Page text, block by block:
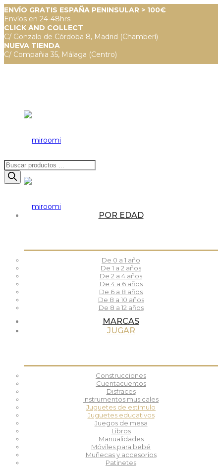
ENVÍO GRATIS ESPAÑA PENINSULAR > 100€
Envíos en 24-48hrs
CLICK AND COLLECT
C/ Gonzalo de Córdoba 8, Madrid (Chamberí)
NUEVA TIENDA
C/ Compañia 35, Málaga (Centro)
Búsqueda
de
productos
POR EDAD
De 0 a 1 año
De 1 a 2 años
De 2 a 4 años
De 4 a 6 años
De 6 a 8 años
De 8 a 10 años
De 8 a 12 años
MARCAS
JUGAR
Construcciones
Cuentacuentos
Disfraces
Instrumentos musicales
Juguetes de estímulo
Juguetes educativos
Juegos de mesa
Libros
Manualidades
Móviles para bebé
Muñecas y accesorios
Patinetes